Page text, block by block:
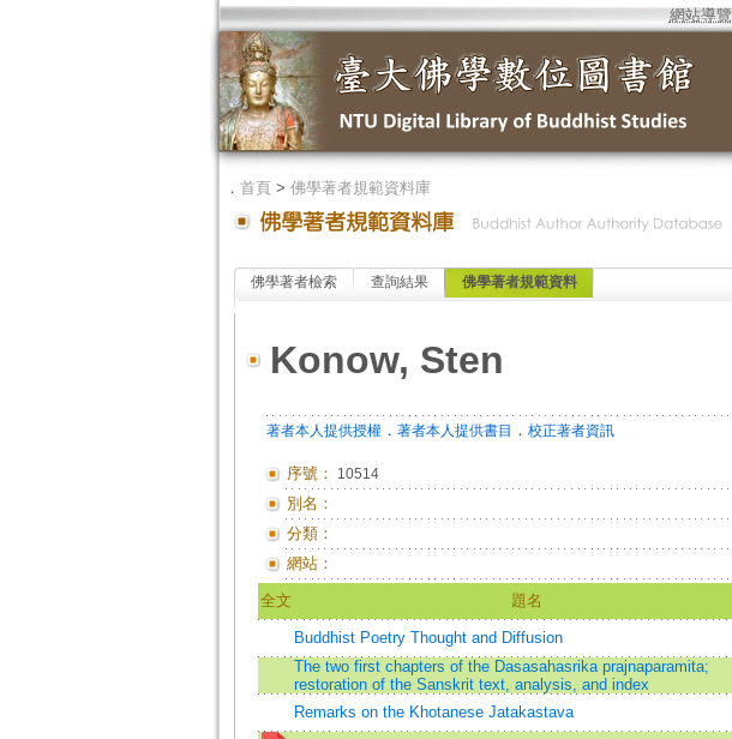
網站導覽
． 首頁> 佛學著者規範資料庫
佛學著者檢索 查詢結果 佛學著者規範資料
Konow, Sten
著者本人提供授權． 著者本人提供書目 ． 校正著者資訊
序號： 10514
別名：
分類：
網站：
全文 題名
Buddhist Poetry Thought and Diffusion
The two first chapters of the Dasasahasrika prajnaparamita;
restoration of the Sanskrit text, analysis, and index
Remarks on the Khotanese Jatakastava